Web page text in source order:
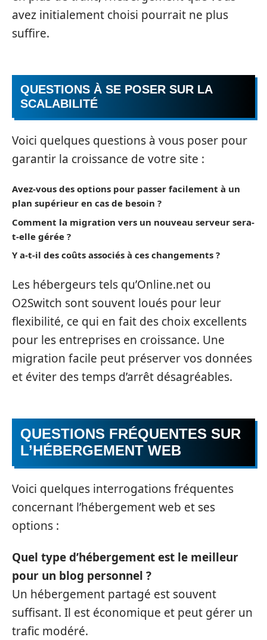
avez initialement choisi pourrait ne plus
suffire.
QUESTIONS À SE POSER SUR LA
SCALABILITÉ
Voici quelques questions à vous poser pour
garantir la croissance de votre site :
Avez-vous des options pour passer facilement à un
plan supérieur en cas de besoin ?
Comment la migration vers un nouveau serveur sera-
t-elle gérée ?
Y a-t-il des coûts associés à ces changements ?
Les hébergeurs tels qu’Online.net ou
O2Switch sont souvent loués pour leur
flexibilité, ce qui en fait des choix excellents
pour les entreprises en croissance. Une
migration facile peut préserver vos données
et éviter des temps d’arrêt désagréables.
QUESTIONS FRÉQUENTES SUR
L’HÉBERGEMENT WEB
Voici quelques interrogations fréquentes
concernant l’hébergement web et ses
options :
Quel type d’hébergement est le meilleur
pour un blog personnel ?
Un hébergement partagé est souvent
suffisant. Il est économique et peut gérer un
trafic modéré.